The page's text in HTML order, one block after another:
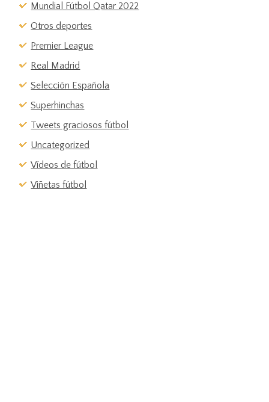
Mundial Fútbol Qatar 2022
Otros deportes
Premier League
Real Madrid
Selección Española
Superhinchas
Tweets graciosos fútbol
Uncategorized
Vídeos de fútbol
Viñetas fútbol